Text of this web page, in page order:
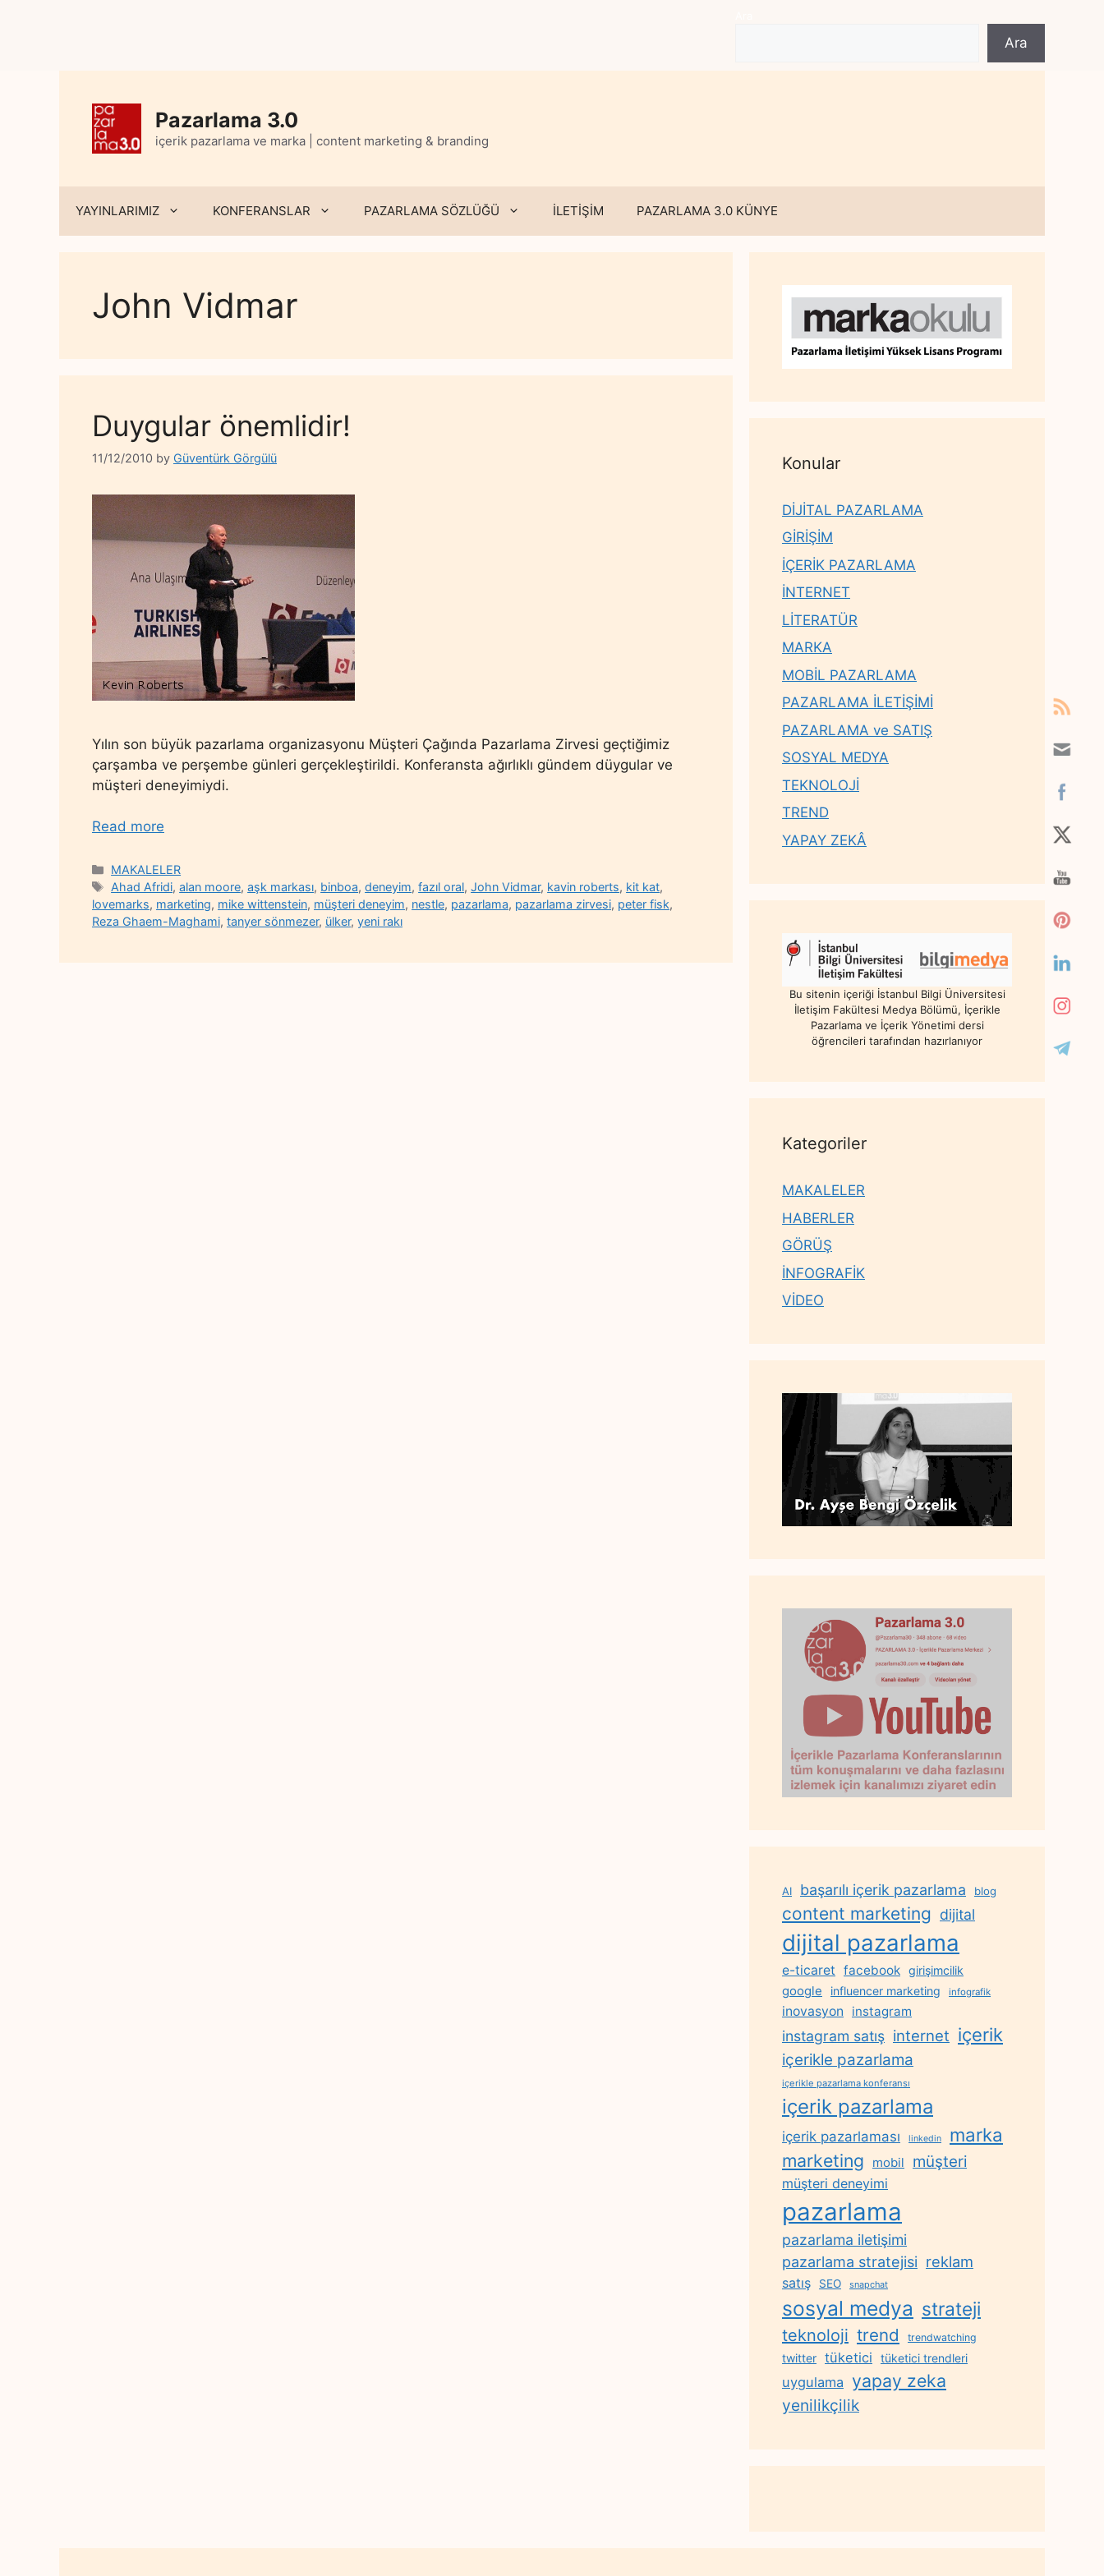
Ara
Pazarlama 3.0
içerik pazarlama ve marka | content marketing & branding
YAYINLARIMIZ KONFERANSLAR PAZARLAMA SÖZLÜĞÜ İLETİŞİM PAZARLAMA 3.0 KÜNYE
John Vidmar
Duygular önemlidir!
11/12/2010 by Güventürk Görgülü
Yılın son büyük pazarlama organizasyonu Müşteri Çağında Pazarlama Zirvesi geçtiğimiz
çarşamba ve perşembe günleri gerçekleştirildi. Konferansta ağırlıklı gündem düygular ve
müşteri deneyimiydi.
Read more
Categories
MAKALELER
Tags
Ahad Afridi,alan moore,aşk markası, binboa,deneyim,fazıl oral,John Vidmar, kavin roberts, kit kat,
lovemarks, marketing, mike wittenstein, müşteri deneyim, nestle, pazarlama, pazarlama zirvesi, peter fisk,
Reza Ghaem-Maghami, tanyer sönmezer, ülker, yeni rakı
Konular
DİJİTAL PAZARLAMA
GİRİŞİM
İÇERİK PAZARLAMA
İNTERNET
LİTERATÜR
MARKA
MOBİL PAZARLAMA
PAZARLAMA İLETİŞİMİ
PAZARLAMA ve SATIŞ
SOSYAL MEDYA
TEKNOLOJİ
TREND
YAPAY ZEKÂ
Bu sitenin içeriği İstanbul Bilgi Üniversitesi
İletişim Fakültesi Medya Bölümü, İçerikle
Pazarlama ve İçerik Yönetimi dersi
öğrencileri tarafından hazırlanıyor
Kategoriler
MAKALELER
HABERLER
GÖRÜŞ
İNFOGRAFİK
VİDEO
AI başarılı içerik pazarlama blog
content marketing dijital
dijital pazarlama
e-ticaret facebook girişimcilik
google influencer marketing infografik
inovasyon instagram
instagram satış internet içerik
içerikle pazarlama
içerikle pazarlama konferansı
içerik pazarlama
içerik pazarlaması linkedin marka
marketing mobil müşteri
müşteri deneyimi
pazarlama
pazarlama iletişimi
pazarlama stratejisi reklam
satış SEO snapchat
sosyal medya strateji
teknoloji trend trendwatching
twitter tüketici tüketici trendleri
uygulama yapay zeka
yenilikçilik